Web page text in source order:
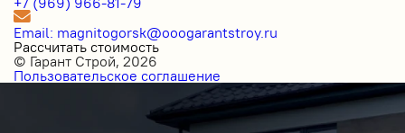
Email: magnitogorsk@ooogarantstroy.ru
Рассчитать стоимость
© Гарант Строй, 2026
Пользовательское соглашение